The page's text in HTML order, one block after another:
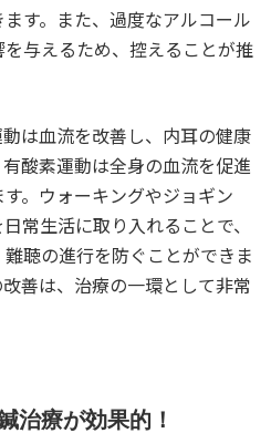
す。また、過度なアルコール
与えるため、控えることが推
は血流を改善し、内耳の健康
酸素運動は全身の血流を促進
。ウォーキングやジョギン
常生活に取り入れることで、
聴の進行を防ぐことができま
善は、治療の一環として非常
治療が効果的！